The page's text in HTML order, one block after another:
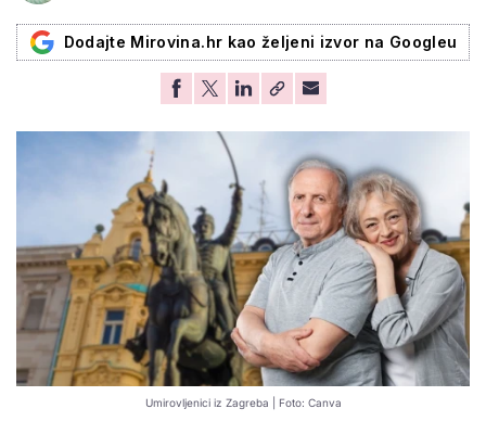
Dodajte Mirovina.hr kao željeni izvor na Googleu
Umirovljenici iz Zagreba | Foto: Canva